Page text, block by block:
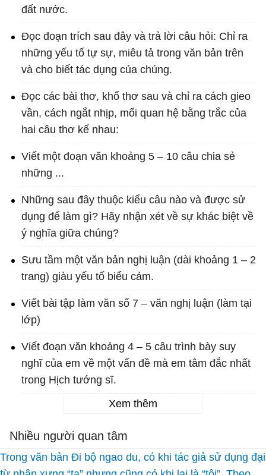
đất nước.
Đọc đoạn trích sau đây và trả lời câu hỏi: Chỉ ra
những yếu tố tự sự, miêu tả trong văn bản trên
và cho biết tác dụng của chúng.
Đọc các bài thơ, khổ thơ sau và chỉ ra cách gieo
vần, cách ngắt nhịp, mối quan hệ bằng trắc của
hai câu thơ kế nhau:
Viết một đoạn văn khoảng 5 – 10 câu chia sẻ
những ...
Những sau đây thuộc kiểu câu nào và được sử
dụng để làm gì? Hãy nhận xét về sự khác biệt về
ý nghĩa giữa chúng?
Sưu tầm một văn bản nghị luận (dài khoảng 1 – 2
trang) giàu yếu tố biểu cảm.
Viết bài tập làm văn số 7 – văn nghị luận (làm tại
lớp)
Viết đoạn văn khoảng 4 – 5 câu trình bày suy
nghĩ của em về một vấn đề mà em tâm đắc nhất
trong Hịch tướng sĩ.
Xem thêm
Nhiều người quan tâm
Trong văn bản Đi bộ ngao du, có khi tác giả sử dụng đại